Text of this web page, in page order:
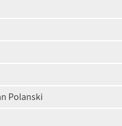
Polanski